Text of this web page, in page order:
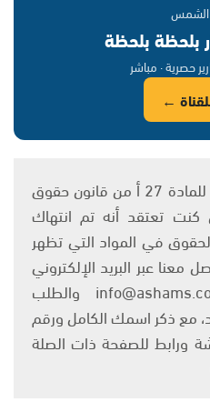
الشمس
بلحظة بلحظة
حصرية · مباشر
←
يتم الاستخدام المواد وفقًا للمادة 27 أ من قانون حقوق
2007، وإن كنت تعتقد أنه تم انتهاك
في المواد التي تظهر
عبر البريد الإلكتروني
على العنوان التالي: info@ashams.com والطلب
مع ذكر اسمك الكامل ورقم
ورابط للصفحة ذات الصلة